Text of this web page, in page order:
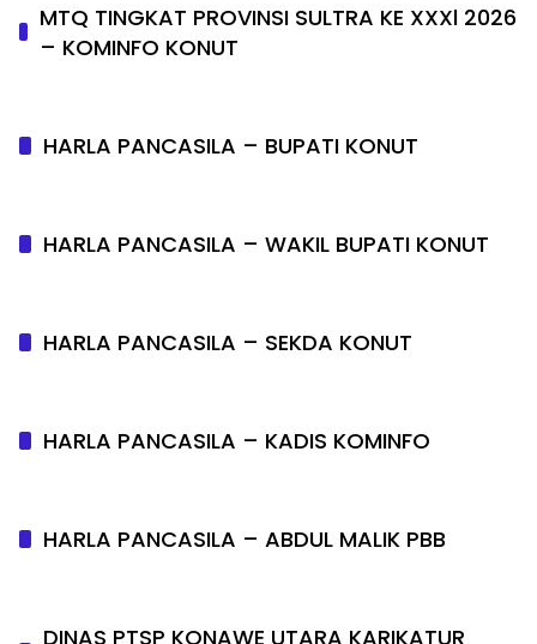
MTQ TINGKAT PROVINSI SULTRA KE XXXl 2026
– KOMINFO KONUT
HARLA PANCASILA – BUPATI KONUT
HARLA PANCASILA – WAKIL BUPATI KONUT
HARLA PANCASILA – SEKDA KONUT
HARLA PANCASILA – KADIS KOMINFO
HARLA PANCASILA – ABDUL MALIK PBB
DINAS PTSP KONAWE UTARA KARIKATUR